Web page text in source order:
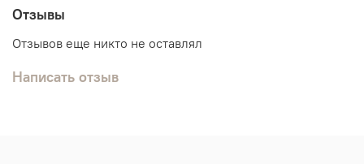
Отзывы
Отзывов еще никто не оставлял
Написать отзыв